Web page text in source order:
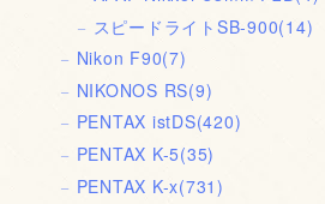
スピードライトSB-900(14)
Nikon F90(7)
NIKONOS RS(9)
PENTAX istDS(420)
PENTAX K-5(35)
PENTAX K-x(731)